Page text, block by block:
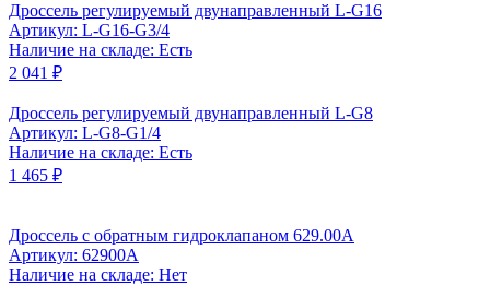
Дроссель регулируемый двунаправленный L-G16
Артикул: L-G16-G3/4
Наличие на складе: Есть
2 041 ₽
Дроссель регулируемый двунаправленный L-G8
Артикул: L-G8-G1/4
Наличие на складе: Есть
1 465 ₽
Дроссель с обратным гидроклапаном 629.00А
Артикул: 62900А
Наличие на складе: Нет